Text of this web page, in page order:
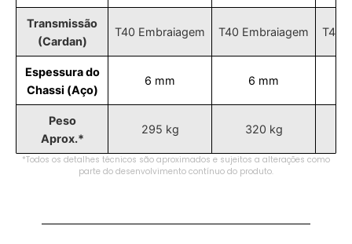
Transmissão
(Cardan)
T40 Embraiagem T40 Embraiagem T40
Espessura do
Chassi (Aço)
6 mm 6 mm
Peso
Aprox.*
295 kg 320 kg
*Todos os detalhes técnicos são aproximados e sujeitos a alterações como
parte do desenvolvimento contínuo do produto.